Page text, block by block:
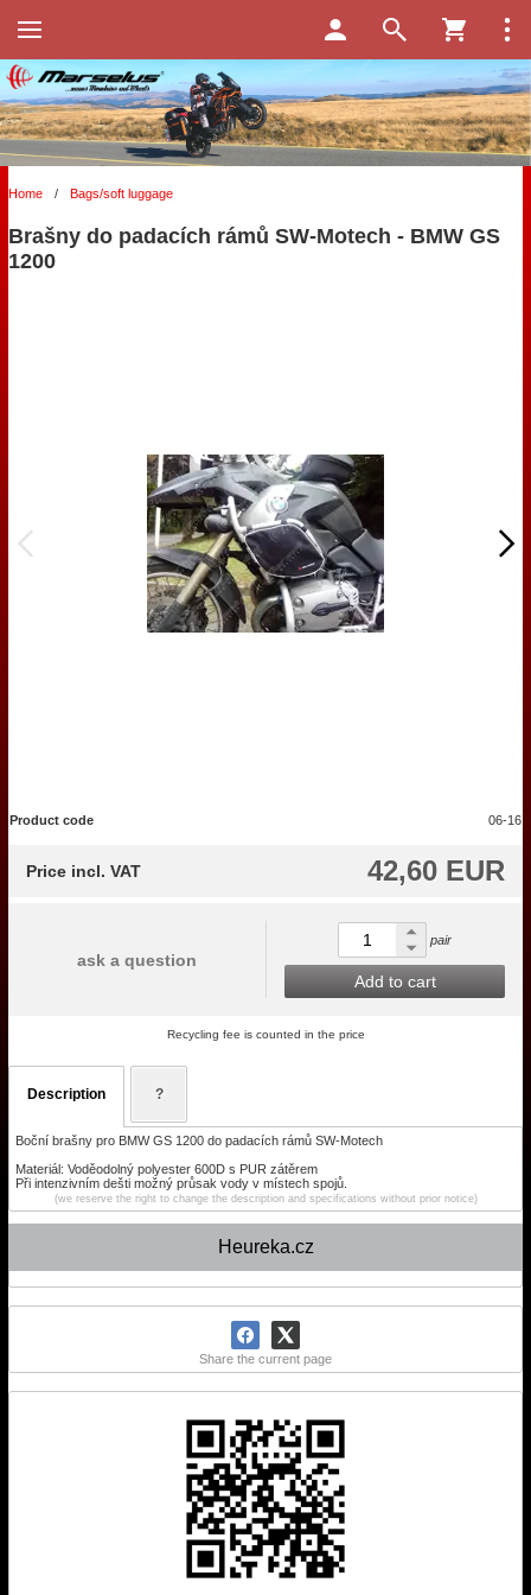
Heureka.cz
Share the current page
Home / Bags/soft luggage
Brašny do padacích rámů SW-Motech - BMW GS
1200
Product code 06-16
42,60 EUR
Price incl. VAT
ask a question
pair
Add to cart
Recycling fee is counted in the price
Description ?
Boční brašny pro BMW GS 1200 do padacích rámů SW-Motech
Materiál: Voděodolný polyester 600D s PUR zátěrem
Při intenzivním dešti možný průsak vody v místech spojů.
(we reserve the right to change the description and specifications without prior notice)